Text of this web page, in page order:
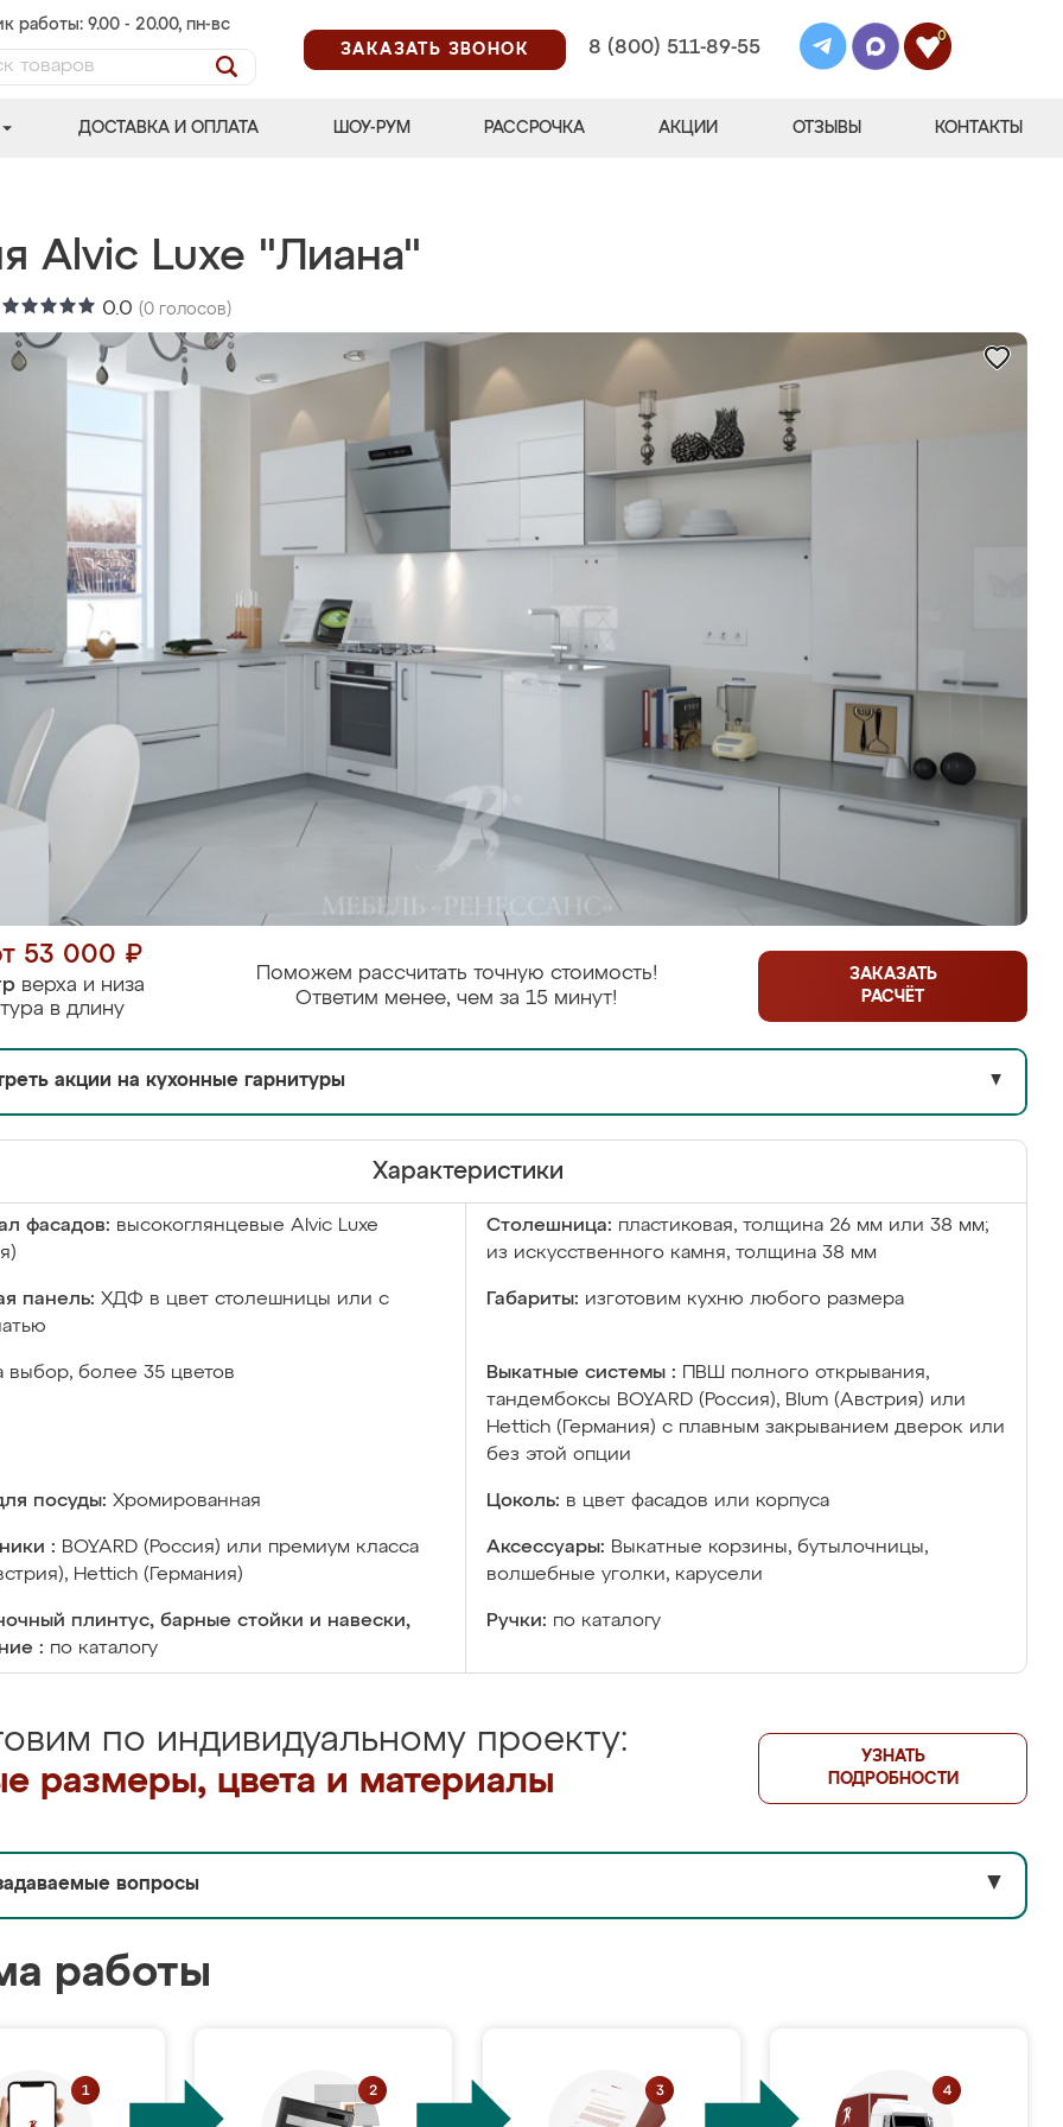
работы: 9.00 - 20.00, пн-вс
ЗАКАЗАТЬ ЗВОНОК
8 (800) 511-89-55
0
ДОСТАВКА И ОПЛАТА ШОУ-РУМ РАССРОЧКА АКЦИИ ОТЗЫВЫ КОНТАКТЫ
Alvic Luxe "Лиана"
0.0 (0 голосов)
53 000 ₽
верха и низа
в длину
Поможем рассчитать точную стоимость!
Ответим менее, чем за 15 минут!
ЗАКАЗАТЬ
РАСЧЁТ
акции на кухонные гарнитуры ▼
Характеристики
фасадов: высокоглянцевые Аlvic Luxe
Столешница: пластиковая, толщина 26 мм или 38 мм;
из искусственного камня, толщина 38 мм
панель: ХДФ в цвет столешницы или с
Габариты: изготовим кухню любого размера
выбор, более 35 цветов Выкатные системы :
ПВШ полного открывания,
тандембоксы BOYARD (Россия), Blum (Австрия) или
Hettich (Германия) с плавным закрыванием дверок или
без этой опции
посуды: Хромированная Цоколь: в цвет фасадов или корпуса
: BOYARD (Россия) или премиум класса
Hettich (Германия)
Аксессуары: Выкатные корзины, бутылочницы,
волшебные уголки, карусели
плинтус, барные стойки и навески,
: по каталогу
Ручки: по каталогу
по индивидуальному проекту:
размеры, цвета и материалы
УЗНАТЬ
ПОДРОБНОСТИ
вопросы ▼
работы